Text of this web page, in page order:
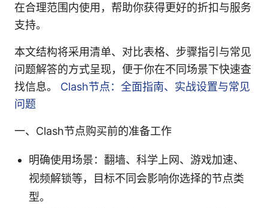
在合理范围内使用，帮助你获得更好的折扣与服务
支持。
本文结构将采用清单、对比表格、步骤指引与常见
问题解答的方式呈现，便于你在不同场景下快速查
找信息。 Clash节点：全面指南、实战设置与常见
问题
一、Clash节点购买前的准备工作
明确使用场景：翻墙、科学上网、游戏加速、
视频解锁等，目标不同会影响你选择的节点类
型。